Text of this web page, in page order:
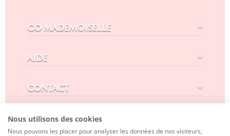
GO MADEMOISELLE
AIDE
CONTACT
SUIVEZ-NOUS
Nous utilisons des cookies
Nous pouvons les placer pour analyser les données de nos visiteurs,